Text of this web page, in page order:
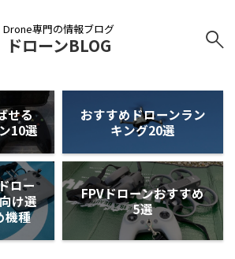
Drone専門の情報ブログ
ドローンBLOG
せる
10選
おすすめドローンラン
キング20選
ロー
け選
機種
FPVドローンおすすめ
5選